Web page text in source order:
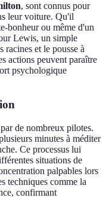
, sont connus pour
leur voiture. Qu'il
bonheur ou même d'un
Lewis, un simple
et le pousse à
actions peuvent paraître
psychologique
de nombreux pilotes.
minutes à méditer
Ce processus lui
situations de
palpables lors
techniques comme la
confirmant